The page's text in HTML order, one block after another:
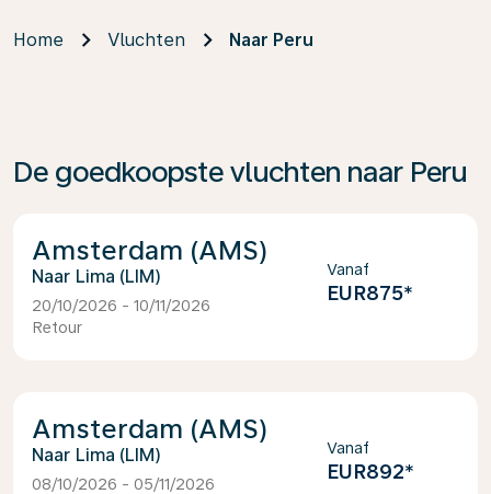
Home Vluchten Naar Peru
De goedkoopste vluchten naar Peru
Amsterdam (AMS)
Lima (LIM)
20/10/2026 - 10/11/2026
Retour
Vanaf
EUR875*
Amsterdam (AMS)
Lima (LIM)
08/10/2026 - 05/11/2026
Vanaf
EUR892*